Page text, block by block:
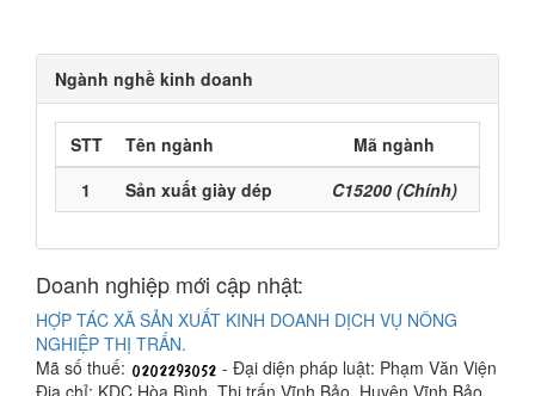
Ngành nghề kinh doanh
STT Tên ngành
Mã ngành
1
Sản xuất giày dép C15200 (Chính)
Doanh nghiệp mới cập nhật:
HỢP TÁC XÃ SẢN XUẤT KINH DOANH DỊCH VỤ NÔNG
NGHIỆP THỊ TRẤN.
Mã số thuế:
- Đại diện pháp luật: Phạm Văn Viện
Địa chỉ: KDC Hòa Bình, Thị trấn Vĩnh Bảo, Huyện Vĩnh Bảo,